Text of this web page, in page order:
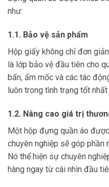
như:
1.1. Bảo vệ sản phẩm
Hộp giấy không chỉ đơn
là lớp bảo vệ đầu tiên cho
bẩn, ẩm mốc và các tác
luôn trong tình trạng tốt
1.2. Nâng cao giá trị
Một hộp đựng quần áo
chuyên nghiệp sẽ góp phần
Nó thể hiện sự chuyên
hàng ngay từ cái nhìn đầu